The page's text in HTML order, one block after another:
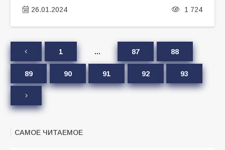
26.01.2024 1 724
1 … 87 88
89 90 91 92 93
САМОЕ ЧИТАЕМОЕ